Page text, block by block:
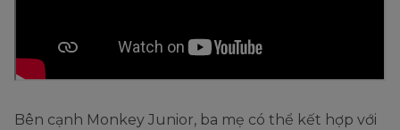
Bên cạnh Monkey Junior, ba mẹ có thể kết hợp với